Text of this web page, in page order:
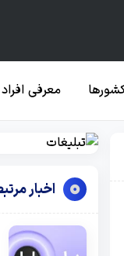
معرفی افراد
اخبار